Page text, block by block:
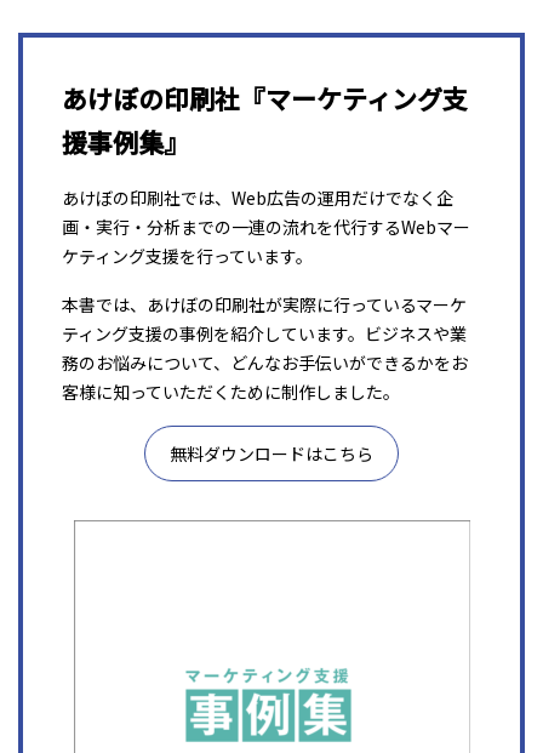
あけぼの印刷社『マーケティング支
援事例集』
あけぼの印刷社では、Web広告の運用だけでなく企
画・実行・分析までの一連の流れを代行するWebマー
ケティング支援を行っています。
本書では、あけぼの印刷社が実際に行っているマーケ
ティング支援の事例を紹介しています。ビジネスや業
務のお悩みについて、どんなお手伝いができるかをお
客様に知っていただくために制作しました。
無料ダウンロードはこちら